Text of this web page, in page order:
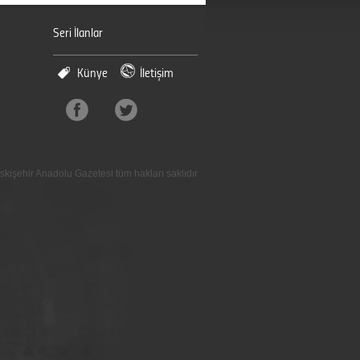
Seri İlanlar
Künye İletişim
Anadolu Gazetesi tüm hakları saklıdır